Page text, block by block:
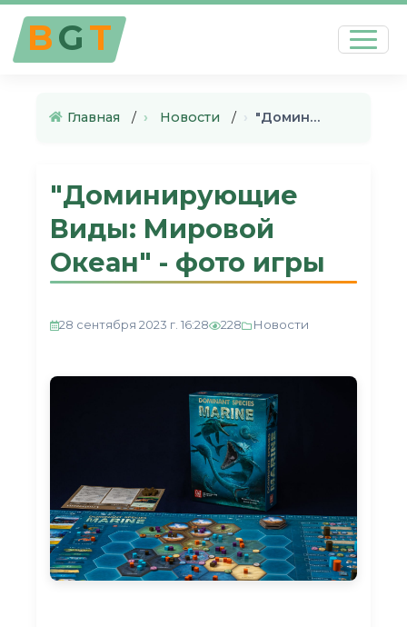
BGT
Главная › Новости › "Доминирующие Виды: Мировой О…
"Доминирующие
Виды: Мировой
Океан" - фото игры
28 сентября 2023 г. 16:28 228 Новости